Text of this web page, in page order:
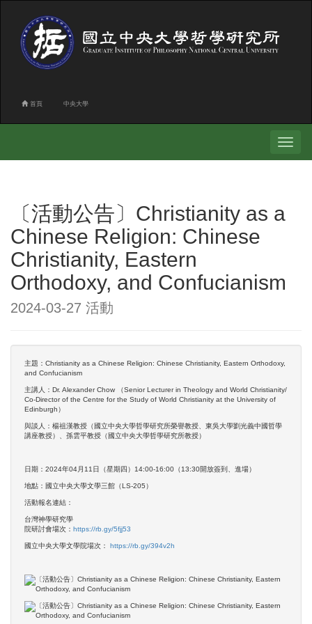
首頁 中央大學
Toggle
〔活動公告〕Christianity as a
Chinese Religion: Chinese
Christianity, Eastern
Orthodoxy, and Confucianism
2024-03-27 活動
主題：Christianity as a Chinese Religion: Chinese Christianity, Eastern Orthodoxy,
and Confucianism
主講人：Dr. Alexander Chow （Senior Lecturer in Theology and World Christianity/
Co-Director of the Centre for the Study of World Christianity at the University of
Edinburgh）
與談人：楊祖漢教授（國立中央大學哲學研究所榮譽教授、東吳大學劉光義中國哲學
講座教授）、孫雲平教授（國立中央大學哲學研究所教授）
日期：2024年04月11日（星期四）14:00-16:00（13:30開放簽到、進場）
地點：國立中央大學文學三館（LS-205）
活動報名連結：
台灣神學研究學
院研討會場次： https://rb.gy/5fjj53
國立中央大學文學院場次： https://rb.gy/394v2h